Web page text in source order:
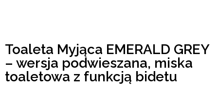
Toaleta Myjąca EMERALD GREY
– wersja podwieszana, miska
toaletowa z funkcją bidetu